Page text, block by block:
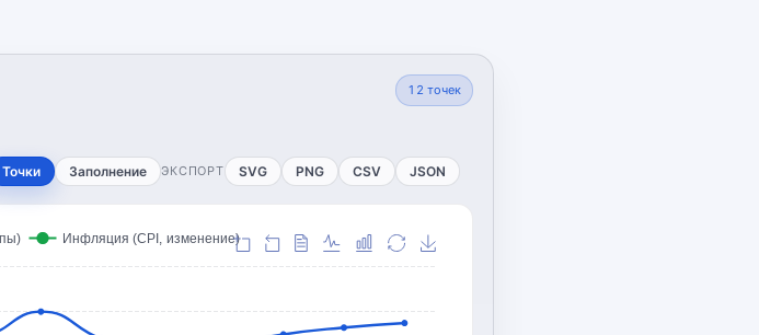
12 точек
Точки Заполнение ЭКСПОРТ SVG PNG CSV JSON
Инфляция (CPI, изменение)